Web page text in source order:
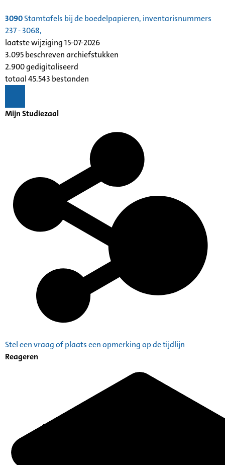
3090Stamtafels bij de boedelpapieren, inventarisnummers
237 - 3068,
laatste wijziging 15-07-2026
3.095 beschreven archiefstukken
2.900 gedigitaliseerd
totaal 45.543 bestanden
Mijn Studiezaal
Stel een vraag of plaats een opmerking op de tijdlijn
Reageren